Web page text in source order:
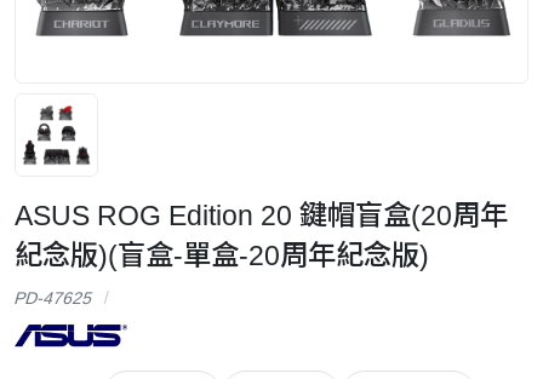
ASUS ROG Edition 20 鍵帽盲盒(20周年
紀念版)(盲盒-單盒-20周年紀念版)
PD-47625